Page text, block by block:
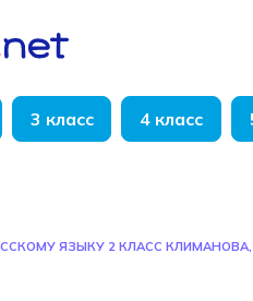
3 класс 4 класс
ЯЗЫКУ 2 КЛАСС